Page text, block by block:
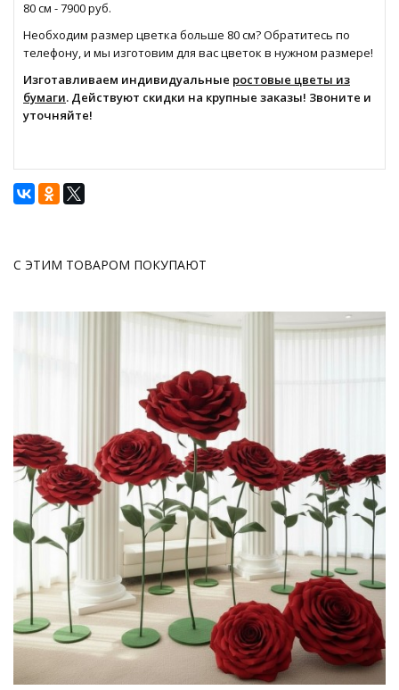
80 см - 7900 руб.
Необходим размер цветка больше 80 см? Обратитесь по
телефону, и мы изготовим для вас цветок в нужном размере!
Изготавливаем индивидуальные ростовые цветы из
бумаги. Действуют скидки на крупные заказы! Звоните и
уточняйте!
С ЭТИМ ТОВАРОМ ПОКУПАЮТ